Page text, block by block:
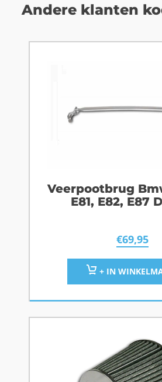
Andere klanten
Veerpootbrug
E81, E82, E87
€69,95
+ IN